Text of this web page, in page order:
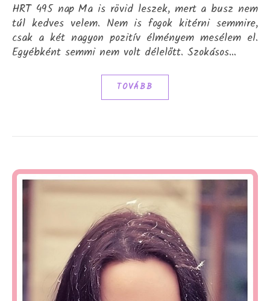
HRT 495 nap Ma is rövid leszek, mert a busz nem
túl kedves velem. Nem is fogok kitérni semmire,
csak a két nagyon pozitív élményem mesélem el.
Egyébként semmi nem volt délelőtt. Szokásos…
TOVÁBB